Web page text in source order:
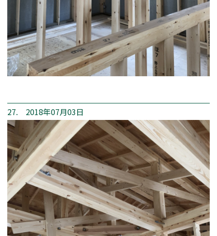
27. 2018年07月03日